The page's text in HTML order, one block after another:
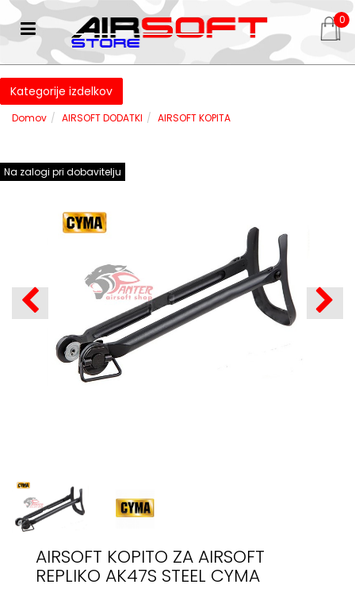
0
Kategorije izdelkov
Domov AIRSOFT DODATKI AIRSOFT KOPITA
Na zalogi pri dobavitelju
AIRSOFT KOPITO ZA AIRSOFT
REPLIKO AK47S STEEL CYMA